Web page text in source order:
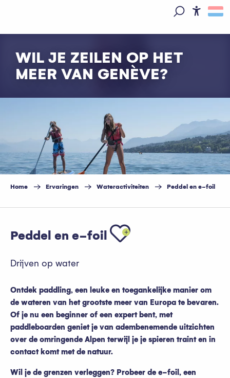
WIL JE ZEILEN OP HET
MEER VAN GENÈVE?
Home Ervaringen Wateractiviteiten Peddel en e-foil
Peddel en e-foil Ajouter aux
Drijven op water
Ontdek paddling, een leuke en toegankelijke manier om
de wateren van het grootste meer van Europa te bevaren.
Of je nu een beginner of een expert bent, met
paddleboarden geniet je van adembenemende uitzichten
over de omringende Alpen terwijl je je spieren traint en in
contact komt met de natuur.
Wil je de grenzen verleggen? Probeer de e-foil, een